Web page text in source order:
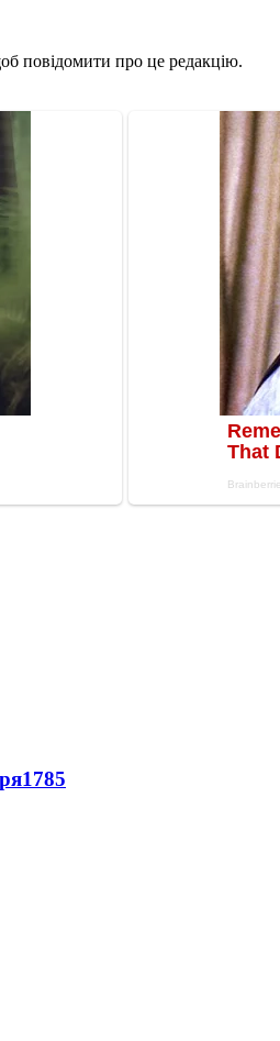
повідомити про це редакцію.
1785